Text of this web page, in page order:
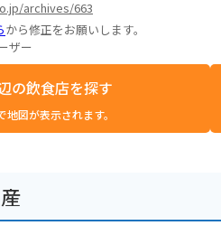
archives/663
から修正をお願いします。
ザー
の飲食店を探す
地図が表示されます。